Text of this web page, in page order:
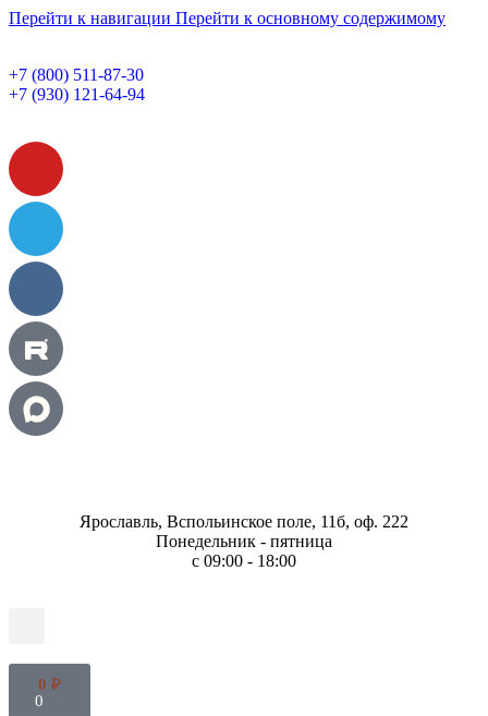
Перейти к навигации Перейти к основному содержимому
+7 (800) 511-87-30
+7 (930) 121-64-94
Ярославль, Вспольинское поле, 11б, оф. 222
Понедельник - пятница
с 09:00 - 18:00
0 ₽
0